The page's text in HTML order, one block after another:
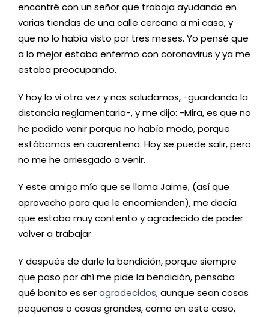
encontré con un señor que trabaja ayudando en
varias tiendas de una calle cercana a mi casa, y
que no lo había visto por tres meses. Yo pensé que
a lo mejor estaba enfermo con coronavirus y ya me
estaba preocupando.
Y hoy lo vi otra vez y nos saludamos, -guardando la
distancia reglamentaria-, y me dijo: -Mira, es que no
he podido venir porque no había modo, porque
estábamos en cuarentena. Hoy se puede salir, pero
no me he arriesgado a venir.
Y este amigo mío que se llama Jaime, (así que
aprovecho para que le encomienden), me decía
que estaba muy contento y agradecido de poder
volver a trabajar.
Y después de darle la bendición, porque siempre
que paso por ahí me pide la bendición, pensaba
qué bonito es seragradecidos, aunque sean cosas
pequeñas o cosas grandes, como en este caso,